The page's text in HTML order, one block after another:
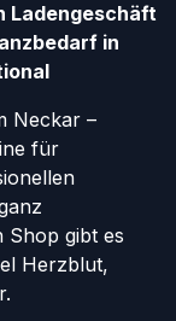
Ladengeschäft
in
Neckar –
für
Shop gibt es
Herzblut,